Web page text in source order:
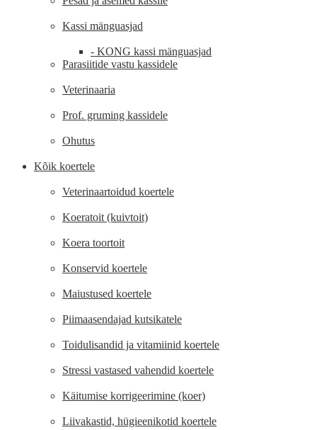
Kassi mänguasjad
- KONG kassi mänguasjad
Parasiitide vastu kassidele
Veterinaaria
Prof. gruming kassidele
Ohutus
Kõik koertele
Veterinaartoidud koertele
Koeratoit (kuivtoit)
Koera toortoit
Konservid koertele
Maiustused koertele
Piimaasendajad kutsikatele
Toidulisandid ja vitamiinid koertele
Stressi vastased vahendid koertele
Käitumise korrigeerimine (koer)
Liivakastid, hügieenikotid koertele